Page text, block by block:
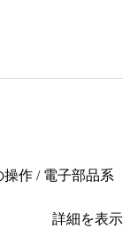
作 / 電子部品系
詳細を表示